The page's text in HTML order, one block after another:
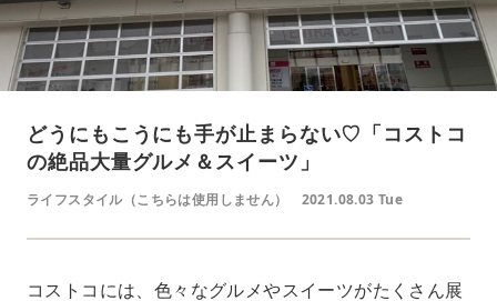
どうにもこうにも手が止まらない♡「コストコ
の絶品大量グルメ＆スイーツ」
ライフスタイル（こちらは使用しません） 2021.08.03 Tue
コストコには、色々なグルメやスイーツがたくさん展